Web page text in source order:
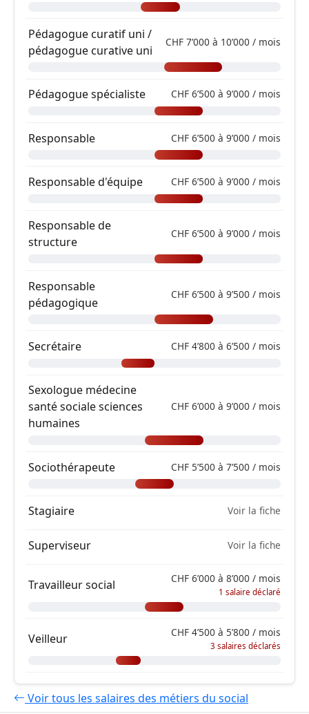
Pédagogue curatif uni /
pédagogue curative uni
CHF 7’000 à 10’000 / mois
Pédagogue spécialiste CHF 6’500 à 9’000 / mois
Responsable CHF 6’500 à 9’000 / mois
Responsable d'équipe CHF 6’500 à 9’000 / mois
Responsable de
structure
CHF 6’500 à 9’000 / mois
Responsable
pédagogique
CHF 6’500 à 9’500 / mois
Secrétaire CHF 4’800 à 6’500 / mois
Sexologue médecine
santé sociale sciences
humaines
CHF 6’000 à 9’000 / mois
Sociothérapeute CHF 5’500 à 7’500 / mois
Stagiaire Voir la fiche
Superviseur Voir la fiche
Travailleur social CHF 6’000 à 8’000 / mois
1 salaire déclaré
Veilleur CHF 4’500 à 5’800 / mois
3 salaires déclarés
Voir tous les salaires des métiers du social